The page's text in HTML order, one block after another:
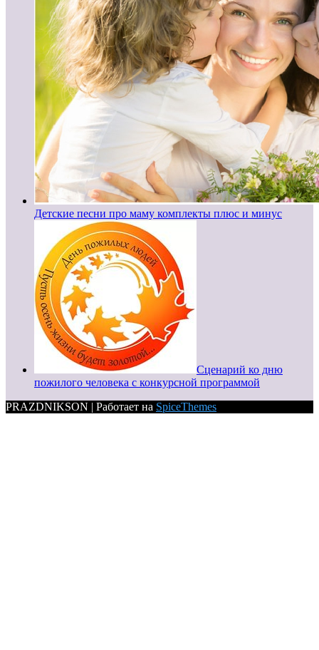
Детские песни про маму комплекты плюс и минус
Сценарий ко дню
пожилого человека с конкурсной программой
PRAZDNIKSON | Работает на SpiceThemes